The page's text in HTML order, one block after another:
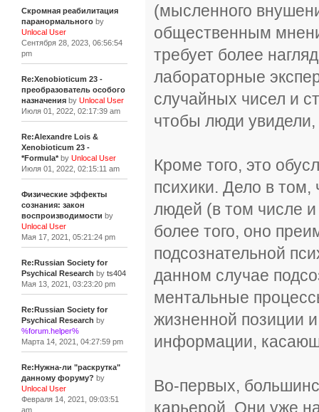
Скромная реабилитация
паранормальногоby
Unlocal User
Сентября 28, 2023, 06:56:54
pm
Re:Xenobioticum 23 -
преобразователь особого
назначенияby Unlocal User
Июля 01, 2022, 02:17:39 am
Re:Alexandre Lois &
Xenobioticum 23 -
*Formula*by Unlocal User
Июля 01, 2022, 02:15:11 am
Физические эффекты
сознания: закон
воспроизводимости by
Unlocal User
Мая 17, 2021, 05:21:24 pm
Re:Russian Society for
Psychical Research by ts404
Мая 13, 2021, 03:23:20 pm
Re:Russian Society for
Psychical Research by
%forum.helper%
Марта 14, 2021, 04:27:59 pm
Re:Нужна-ли "раскрутка"
данному форуму? by
Unlocal User
Февраля 14, 2021, 09:03:51
am
(мысленного
общественным
требует более
лабораторные
случайных чисел и
чтобы люди
Кроме того, это
психики. Дело в
людей (в том числе
более того, оно
подсознательной
данном случае
ментальные
жизненной позиции
информации,
Во-первых,
карьерой. Они уже